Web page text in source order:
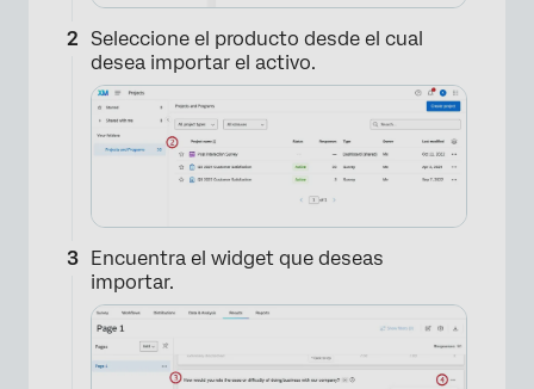
Seleccione el producto desde el cual
desea importar el activo.
Encuentra el widget que deseas
importar.